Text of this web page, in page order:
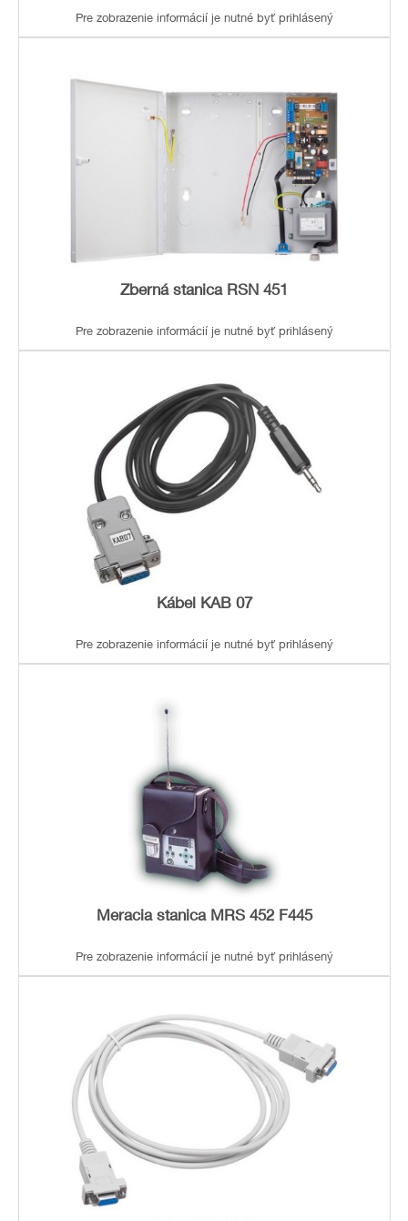
Pre zobrazenie informácií je nutné byť prihlásený
Zberná stanica RSN 451
Pre zobrazenie informácií je nutné byť prihlásený
Kábel KAB 07
Pre zobrazenie informácií je nutné byť prihlásený
Meracia stanica MRS 452 F445
Pre zobrazenie informácií je nutné byť prihlásený